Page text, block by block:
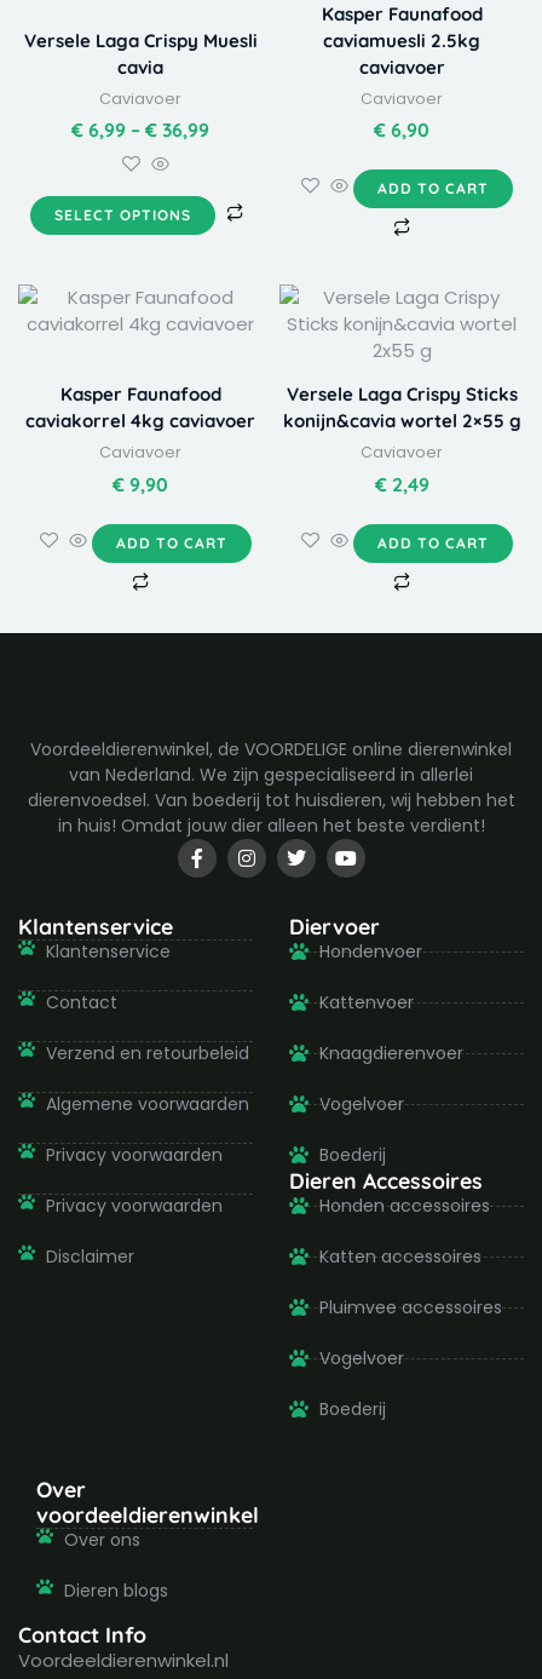
Versele Laga Crispy Muesli
cavia
Caviavoer
€ 6,99 – € 36,99
SELECT OPTIONS
The
options
may
be
chosen
the
product
Kasper Faunafood
caviamuesli 2.5kg
caviavoer
Caviavoer
€ 6,90
ADD TO CART
Kasper Faunafood
caviakorrel 4kg caviavoer
Caviavoer
€ 9,90
ADD TO CART
Versele Laga Crispy Sticks
konijn&cavia wortel 2×55 g
Caviavoer
€2,49
ADD TO CART
Voordeeldierenwinkel, de VOORDELIGE online dierenwinkel
van Nederland. We zijn gespecialiseerd in allerlei
dierenvoedsel. Van boederij tot huisdieren, wij hebben het
in huis! Omdat jouw dier alleen het beste verdient!
F
a
c
o
-
I
n
s
g
m
T
w
i
t
e
r
Y
o
u
u
b
e
Klantenservice
Klantenservice
Contact
Verzend en retourbeleid
Algemene voorwaarden
Privacy voorwaarden
Privacy voorwaarden
Disclaimer
Diervoer
Hondenvoer
Kattenvoer
Knaagdierenvoer
Vogelvoer
Boederij
Dieren Accessoires
Honden accessoires
Katten accessoires
Pluimvee accessoires
Vogelvoer
Boederij
Over
voordeeldierenwinkel
Over ons
Dieren blogs
Contact Info
Voordeeldierenwinkel.nl